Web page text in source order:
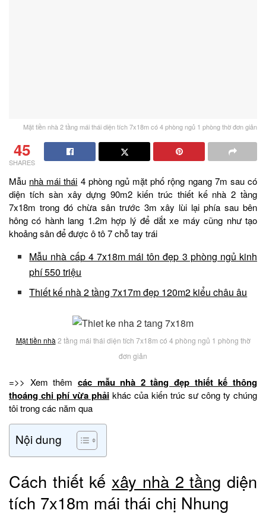
Mặt tiền nhà 2 tầng mái thái diện tích 7x18m có 4 phòng ngủ 1 phòng thờ đơn giản
45
SHARES
Mẫu nhà mái thái 4 phòng ngủ mặt phố rộng ngang 7m sau có
diện tích sàn xây dựng 90m2 kiến trúc thiết kế nhà 2 tầng
7x18m trong đó chừa sân trước 3m xây lùi lại phía sau bên
hông có hành lang 1.2m hợp lý để dắt xe máy cũng như tạo
khoảng sân để được ô tô 7 chỗ tay trái
Mẫu nhà cấp 4 7x18m mái tôn đẹp 3 phòng ngủ kinh
phí 550 triệu
Thiết kế nhà 2 tầng 7x17m đẹp 120m2 kiểu châu âu
Mặt tiền nhà 2 tầng mái thái diện tích 7x18m có 4 phòng ngủ 1 phòng thờ
đơn giản
=>> Xem thêm các mẫu nhà 2 tầng đẹp thiết kế thông
thoáng chi phí vừa phải khác của kiến trúc sư công ty chúng
tôi trong các năm qua
Nội dung
Cách thiết kế xây nhà 2 tầng diện
tích 7x18m mái thái chị Nhung